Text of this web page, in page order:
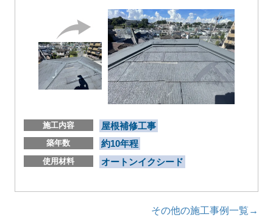
施工内容 屋根補修工事
築年数 約10年程
使用材料 オートンイクシード
その他の施工事例一覧→